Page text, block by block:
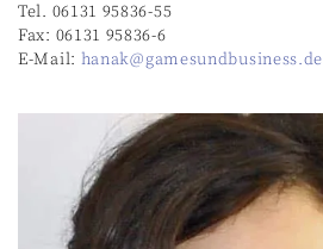
Tel. 06131 95836-55
Fax: 06131 95836-6
E-Mail: hanak@gamesundbusiness.de